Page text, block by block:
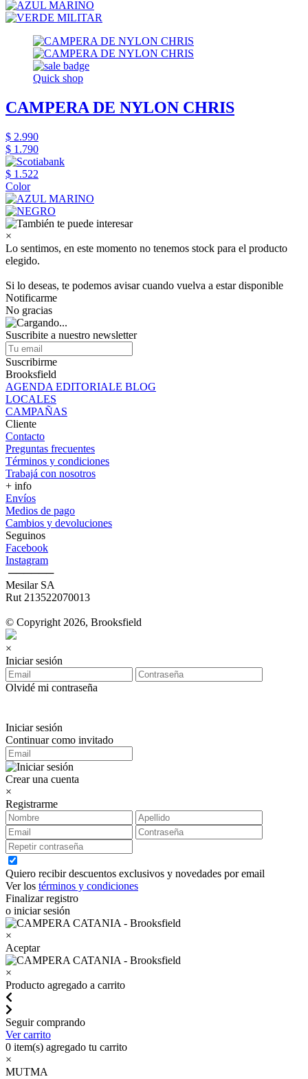
Quick shop
CAMPERA DE NYLON CHRIS
$ 2.990
$ 1.790
$ 1.522
Color
×
Lo sentimos, en este momento no tenemos stock para el producto
elegido.
Si lo deseas, te podemos avisar cuando vuelva a estar disponible
Notificarme
No gracias
Suscribite a nuestro newsletter
Suscribirme
Brooksfield
AGENDA EDITORIALE BLOG
LOCALES
CAMPAÑAS
Cliente
Contacto
Preguntas frecuentes
Términos y condiciones
Trabajá con nosotros
+ info
Envíos
Medios de pago
Cambios y devoluciones
Seguinos
Facebook
Instagram
‎ ──────
Mesilar SA
Rut 213522070013
© Copyright 2026, Brooksfield
×
Iniciar sesión
Olvidé mi contraseña
Iniciar sesión
Continuar como invitado
Crear una cuenta
×
Registrarme
Quiero recibir descuentos exclusivos y novedades por email
Ver los términos y condiciones
Finalizar registro
o iniciar sesión
×
Aceptar
×
Producto agregado a carrito
Seguir comprando
Ver carrito
0 item(s) agregado tu carrito
×
MUTMA